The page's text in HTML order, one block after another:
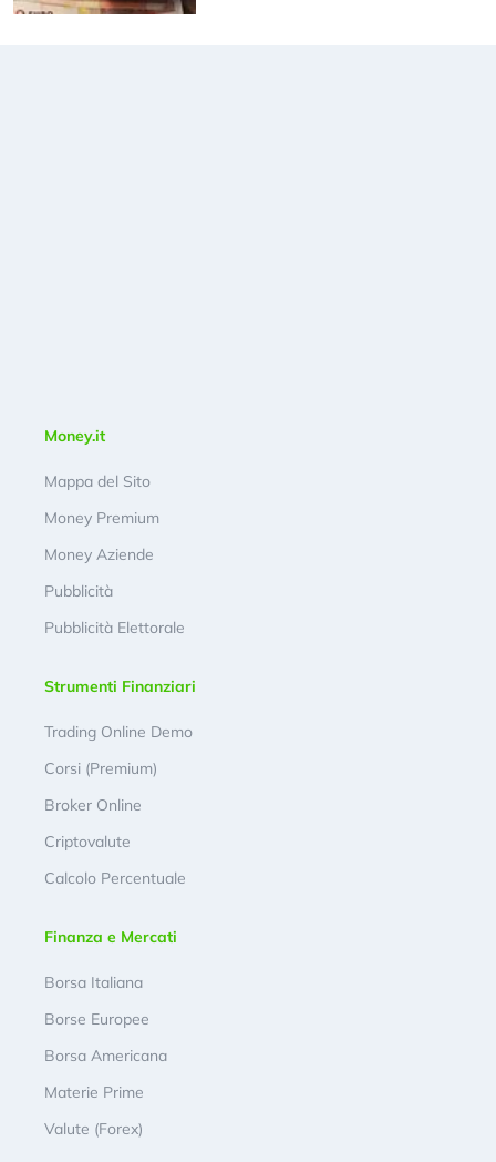
Money.it
Mappa del Sito
Money Premium
Money Aziende
Pubblicità
Pubblicità Elettorale
Strumenti Finanziari
Trading Online Demo
Corsi (Premium)
Broker Online
Criptovalute
Calcolo Percentuale
Finanza e Mercati
Borsa Italiana
Borse Europee
Borsa Americana
Materie Prime
Valute (Forex)